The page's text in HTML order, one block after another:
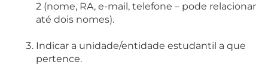
2 (nome, RA, e-mail, telefone – pode relacionar
até dois nomes).
Indicar a unidade/entidade estudantil a que
pertence.